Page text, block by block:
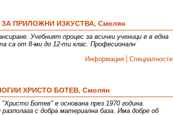
ПРИЛОЖНИ ИЗКУСТВА, Смолян
Учебният процес за всички ученици е в една
са от 8-ми до 12-ти клас. Професионалн
Информация
Специалности
ХРИСТО БОТЕВ, Смолян
Ботев" е основана през 1970 година.
с добра материална база. Има добре об